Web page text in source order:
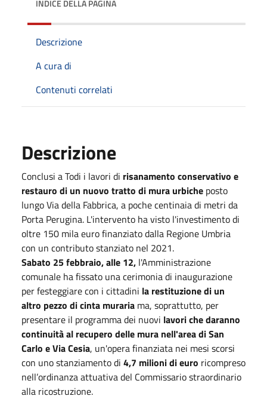
INDICE DELLA PAGINA
Descrizione
A cura di
Contenuti correlati
Descrizione
Conclusi a Todi i lavori di risanamento conservativo e
restauro di un nuovo tratto di mura urbiche posto
lungo Via della Fabbrica, a poche centinaia di metri da
Porta Perugina. L'intervento ha visto l'investimento di
oltre 150 mila euro finanziato dalla Regione Umbria
con un contributo stanziato nel 2021.
Sabato 25 febbraio, alle 12, l'Amministrazione
comunale ha fissato una cerimonia di inaugurazione
per festeggiare con i cittadini la restituzione di un
altro pezzo di cinta muraria ma, soprattutto, per
presentare il programma dei nuovi lavori che daranno
continuità al recupero delle mura nell'area di San
Carlo e Via Cesia, un'opera finanziata nei mesi scorsi
con uno stanziamento di 4,7 milioni di euro ricompreso
nell’ordinanza attuativa del Commissario straordinario
alla ricostruzione.